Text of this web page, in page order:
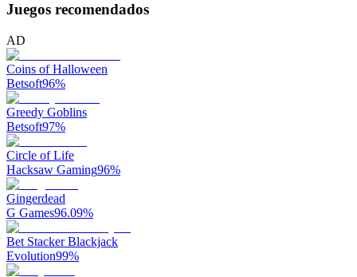
Juegos recomendados
AD
Coins of Halloween
Betsoft96%
Greedy Goblins
Betsoft97%
Circle of Life
Hacksaw Gaming96%
Gingerdead
G Games96.09%
Bet Stacker Blackjack
Evolution99%